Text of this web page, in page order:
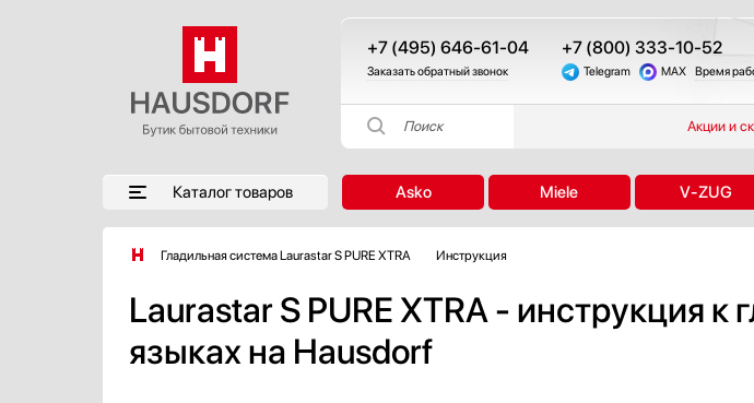
+7 (495) 646-61-04
Заказать обратный звонок
+7 (800) 333-10-52
Telegram MAX Время
Поиск Акции и
Каталог товаров Asko Miele V-ZUG
Гладильная система Laurastar S PURE XTRA Инструкция
Laurastar S PURE XTRA - инструкция
языках на Hausdorf